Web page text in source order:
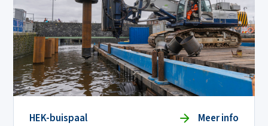
HEK-buispaal Meer info